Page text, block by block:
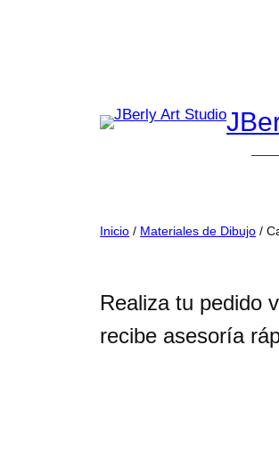
Inicio / Materiales de Dibujo /
Realiza tu pedido
recibe asesoría